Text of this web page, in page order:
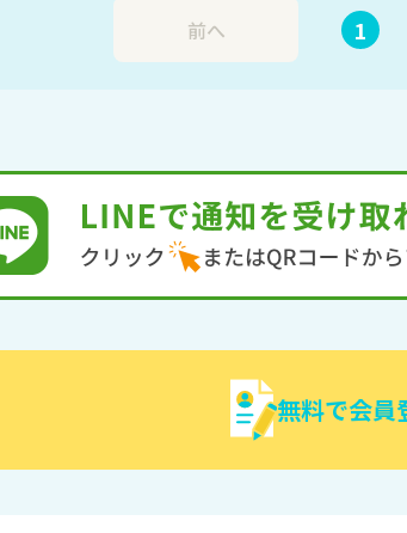
前へ 1
無料で会員